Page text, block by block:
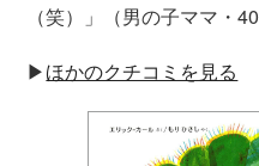
（笑）」（男の子ママ・40
▶︎ほかのクチコミを見る